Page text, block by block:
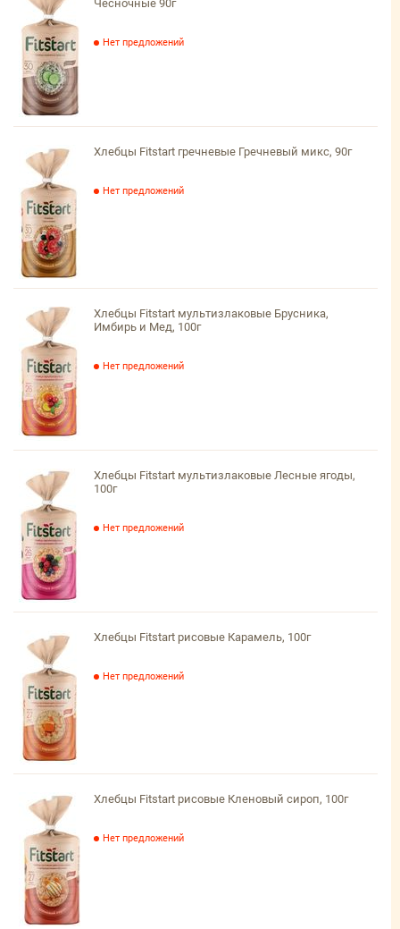
Чесночные 90г
Нет предложений
Хлебцы Fitstart гречневые Гречневый микс, 90г
Нет предложений
Хлебцы Fitstart мультизлаковые Брусника,
Имбирь и Мед, 100г
Нет предложений
Хлебцы Fitstart мультизлаковые Лесные ягоды,
100г
Нет предложений
Хлебцы Fitstart рисовые Карамель, 100г
Нет предложений
Хлебцы Fitstart рисовые Кленовый сироп, 100г
Нет предложений